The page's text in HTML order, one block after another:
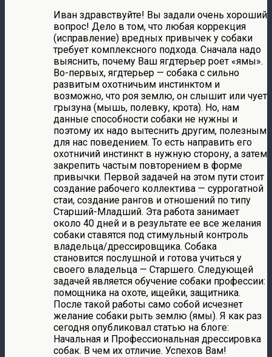
Иван здравствуйте! Вы задали очень хороший
вопрос! Дело в том, что любая коррекция
(исправление) вредных привычек у собаки
требует комплексного подхода. Сначала надо
выяснить, почему Ваш ягдтерьер роет «ямы».
Во-первых, ягдтерьер — собака с сильно
развитым охотничьим инстинктом и
возможно, что роя землю, он слышит или чует
грызуна (мышь, полевку, крота). Но, нам
данные способности собаки не нужны и
поэтому их надо вытеснить другим, полезным
для нас поведением. То есть направить его
охотничий инстинкт в нужную сторону, а затем
закрепить частым повторением в форме
привычки. Первой задачей на этом пути стоит
создание рабочего коллектива — суррогатной
стаи, создание рангов и отношений по типу
Старший-Младший. Эта работа занимает
около 40 дней и в результате ее все желания
собаки ставятся под стимульный контроль
владельца/дрессировщика. Собака
становится послушной и готова учиться у
своего владельца — Старшего. Следующей
задачей является обучение собаки профессии:
помощника на охоте, ищейки, защитника.
После такой работы само собой исчезнет
желание собаки рыть землю (ямы). Я как раз
сегодня опубликовал статью на блоге:
Начальная и Профессиональная дрессировка
собак. В чем их отличие. Успехов Вам!